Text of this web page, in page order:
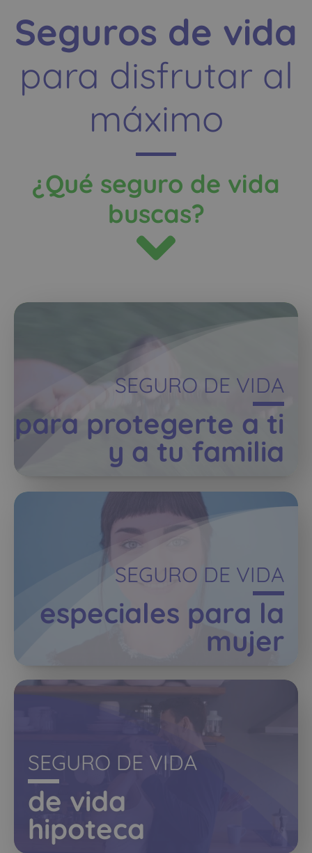
Seguros de vida
para disfrutar al
máximo
¿Qué seguro de vida
buscas?
SEGURO DE VIDA
para protegerte a ti
y a tu familia
SEGURO DE VIDA
especiales para la
mujer
SEGURO DE VIDA
de vida
hipoteca